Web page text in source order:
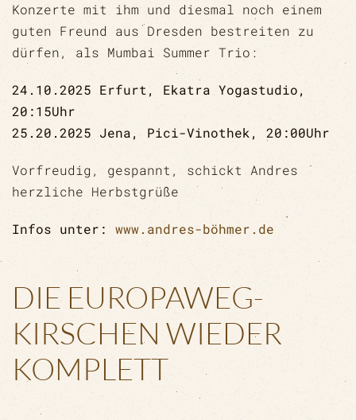
Konzerte mit ihm und diesmal noch einem
guten Freund aus Dresden bestreiten zu
dürfen, als Mumbai Summer Trio:
24.10.2025 Erfurt, Ekatra Yogastudio,
20:15Uhr
25.20.2025 Jena, Pici-Vinothek, 20:00Uhr
Vorfreudig, gespannt, schickt Andres
herzliche Herbstgrüße
Infos unter: www.andres-böhmer.de
DIE EUROPAWEG-
KIRSCHEN WIEDER
KOMPLETT